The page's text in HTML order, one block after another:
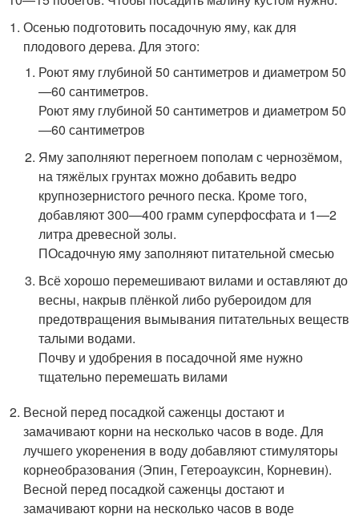
Осенью подготовить посадочную яму, как для
плодового дерева. Для этого:
Роют яму глубиной 50 сантиметров и диаметром 50
—60 сантиметров.
Роют яму глубиной 50 сантиметров и диаметром 50
—60 сантиметров
Яму заполняют перегноем пополам с чернозёмом,
на тяжёлых грунтах можно добавить ведро
крупнозернистого речного песка. Кроме того,
добавляют 300—400 грамм суперфосфата и 1—2
литра древесной золы.
ПОсадочную яму заполняют питательной смесью
Всё хорошо перемешивают вилами и оставляют до
весны, накрыв плёнкой либо рубероидом для
предотвращения вымывания питательных веществ
талыми водами.
Почву и удобрения в посадочной яме нужно
тщательно перемешать вилами
Весной перед посадкой саженцы достают и
замачивают корни на несколько часов в воде. Для
лучшего укоренения в воду добавляют стимуляторы
корнеобразования (Эпин, Гетероауксин, Корневин).
Весной перед посадкой саженцы достают и
замачивают корни на несколько часов в воде